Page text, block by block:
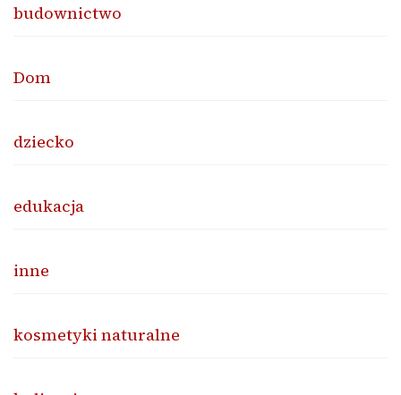
budownictwo
Dom
dziecko
edukacja
inne
kosmetyki naturalne